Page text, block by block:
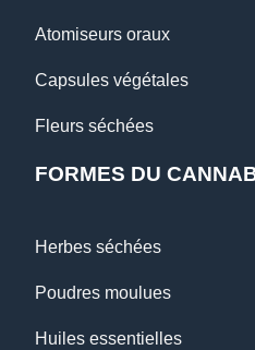
Atomiseurs oraux
Capsules végétales
Fleurs séchées
FORMES DU
Herbes séchées
Poudres moulues
Huiles essentielles